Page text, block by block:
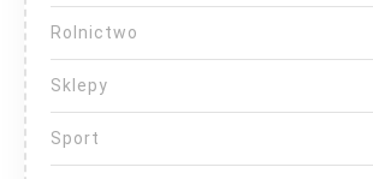
Rolnictwo
Sklepy
Sport